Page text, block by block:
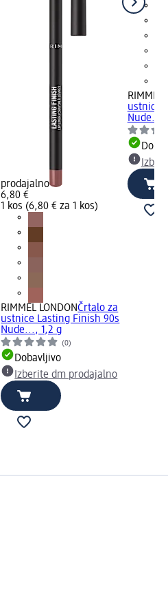
prodajalno
6,80 €
1 kos (6,80 € za 1 kos)
RIMMEL LONDONČrtalo za
ustnice Lasting Finish 90s
Nude..., 1,2 g
(0)
Dobavljivo
Izberite dm prodajalno
RIMMEL
ustnice
Nude...,